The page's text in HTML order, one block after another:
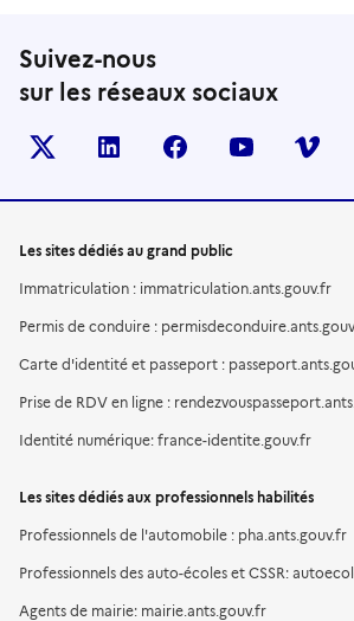
Suivez-nous
sur les réseaux sociaux
X (anciennement TWITTER)
LINKEDINFACEBOOKYOUTUBEVIMEO
Les sites dédiés au grand public
Immatriculation : immatriculation.ants.gouv.fr
Permis de conduire :
Carte d'identité et passeport :
Prise de RDV en ligne :
Identité numérique: france-identite.gouv.fr
Les sites dédiés aux professionnels habilités
Professionnels de l'automobile : pha.ants.gouv.fr
Professionnels des auto-écoles et CSSR:
Agents de mairie: mairie.ants.gouv.fr